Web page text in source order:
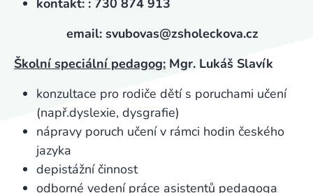
kontakt: : 730 874 913
email: svubovas@zsholeckova.cz
Školní speciální pedagog: Mgr. Lukáš Slavík
konzultace pro rodiče dětí s poruchami učení
(např.dyslexie, dysgrafie)
nápravy poruch učení v rámci hodin českého
jazyka
depistážní činnost
odborné vedení práce asistentů pedagoga